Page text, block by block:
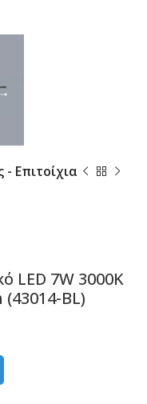
- Επιτοίχια
LED 7W 3000K
BL)